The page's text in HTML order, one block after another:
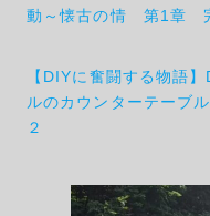
稿
ビ
ゲ
動～懐古の情 第1章
【DIYに奮闘する物語
ルのカウンターテーブ
２